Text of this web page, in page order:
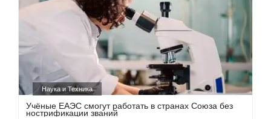
Наука и Техника
Учёные ЕАЭС смогут работать в странах Союза без
нострификации званий